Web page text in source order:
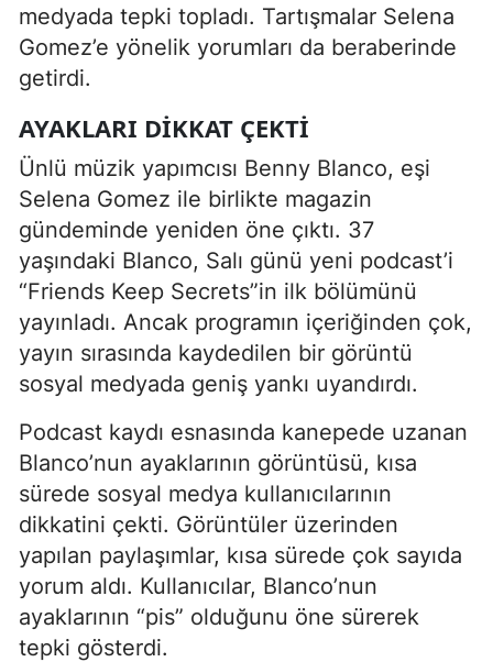
medyada tepki topladı. Tartışmalar Selena
Gomez’e yönelik yorumları da beraberinde
getirdi.
AYAKLARI DIKKAT ÇEKTI
Ünlü müzik yapımcısı Benny Blanco, eşi
Selena Gomez ile birlikte magazin
gündeminde yeniden öne çıktı. 37
yaşındaki Blanco, Salı günü yeni podcast’i
“Friends Keep Secrets”in ilk bölümünü
yayınladı. Ancak programın içeriğinden çok,
yayın sırasında kaydedilen bir görüntü
sosyal medyada geniş yankı uyandırdı.
Podcast kaydı esnasında kanepede uzanan
Blanco’nun ayaklarının görüntüsü, kısa
sürede sosyal medya kullanıcılarının
dikkatini çekti. Görüntüler üzerinden
yapılan paylaşımlar, kısa sürede çok sayıda
yorum aldı. Kullanıcılar, Blanco’nun
ayaklarının “pis” olduğunu öne sürerek
tepki gösterdi.